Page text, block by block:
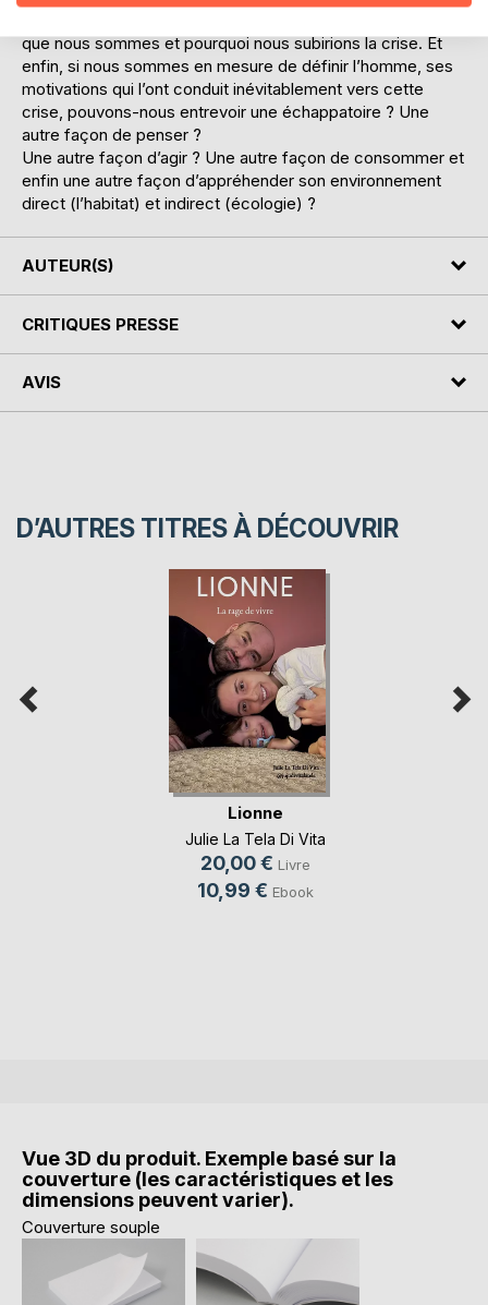
que nous sommes et pourquoi nous subirions la crise. Et
enfin, si nous sommes en mesure de définir l’homme, ses
motivations qui l’ont conduit inévitablement vers cette
crise, pouvons-nous entrevoir une échappatoire ? Une
autre façon de penser ?
Une autre façon d’agir ? Une autre façon de consommer et
enfin une autre façon d’appréhender son environnement
direct (l’habitat) et indirect (écologie) ?
AUTEUR(S)
CRITIQUES PRESSE
AVIS
D’AUTRES TITRES À DÉCOUVRIR
Lionne
Julie La Tela Di Vita
20,00 € Livre
10,99 € Ebook
Vue 3D du produit. Exemple basé sur la
couverture (les caractéristiques et les
dimensions peuvent varier).
Couverture souple